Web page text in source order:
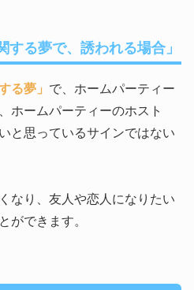
する夢で、誘われる場合」
る夢」 で、ホームパーティー
ホームパーティーのホスト
と思っているサインではない
なり、友人や恋人になりたい
ができます。